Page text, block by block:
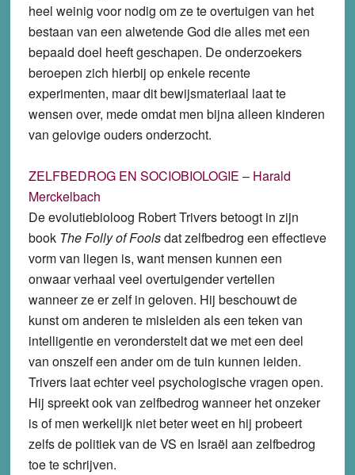
heel weinig voor nodig om ze te overtuigen van het
bestaan van een alwetende God die alles met een
bepaald doel heeft geschapen. De onderzoekers
beroepen zich hierbij op enkele recente
experimenten, maar dit bewijsmateriaal laat te
wensen over, mede omdat men bijna alleen kinderen
van gelovige ouders onderzocht.
ZELFBEDROG EN SOCIOBIOLOGIE – Harald
Merckelbach
De evolutiebioloog Robert Trivers betoogt in zijn
book The Folly of Foolsdat zelfbedrog een effectieve
vorm van liegen is, want mensen kunnen een
onwaar verhaal veel overtuigender vertellen
wanneer ze er zelf in geloven. Hij beschouwt de
kunst om anderen te misleiden als een teken van
intelligentie en veronderstelt dat we met een deel
van onszelf een ander om de tuin kunnen leiden.
Trivers laat echter veel psychologische vragen open.
Hij spreekt ook van zelfbedrog wanneer het onzeker
is of men werkelijk niet beter weet en hij probeert
zelfs de politiek van de VS en Israël aan zelfbedrog
toe te schrijven.